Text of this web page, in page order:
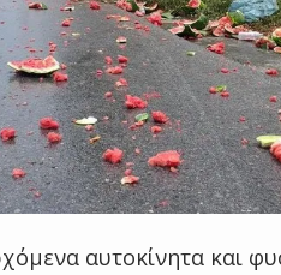
αυτοκίνητα και